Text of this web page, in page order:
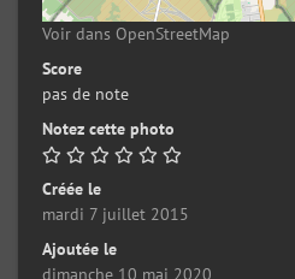
Voir dans OpenStreetMap
Score
pas de note
Notez cette photo
Créée le
mardi 7 juillet 2015
Ajoutée le
dimanche 10 mai 2020